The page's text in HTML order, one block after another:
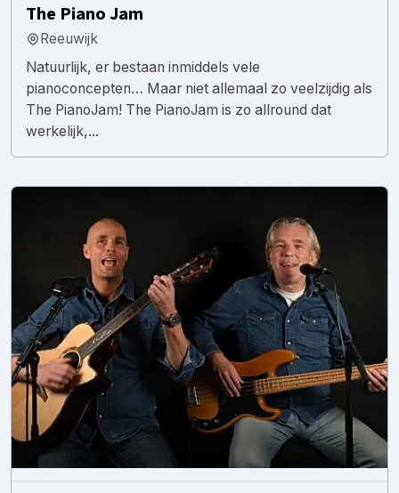
The Piano Jam
Reeuwijk
Natuurlijk, er bestaan inmiddels vele
pianoconcepten… Maar niet allemaal zo veelzijdig als
The PianoJam! The PianoJam is zo allround dat
werkelijk,...